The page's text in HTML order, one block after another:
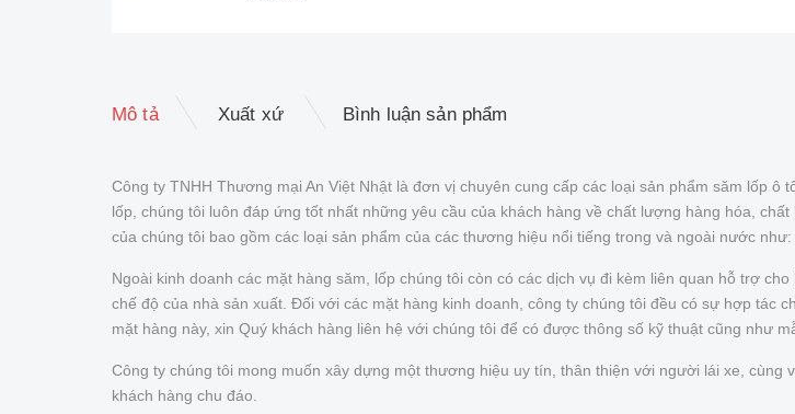
Mô tả Xuất xứ Bình luận sản phẩm
Công ty TNHH Thương mại An Việt Nhật là đơn vị chuyên cung cấp các loại sản phẩm săm lốp
lốp, chúng tôi luôn đáp ứng tốt nhất những yêu cầu của khách hàng về chất lượng hàng hóa,
của chúng tôi bao gồm các loại sản phẩm của các thương hiệu nổi tiếng trong và ngoài nước
Ngoài kinh doanh các mặt hàng săm, lốp chúng tôi còn có các dịch vụ đi kèm liên quan hỗ trợ
chế độ của nhà sản xuất. Đối với các mặt hàng kinh doanh, công ty chúng tôi đều có sự hợp tác
mặt hàng này, xin Quý khách hàng liên hệ với chúng tôi để có được thông số kỹ thuật cũng như
Công ty chúng tôi mong muốn xây dựng một thương hiệu uy tín, thân thiện với người lái xe,
khách hàng chu đáo.